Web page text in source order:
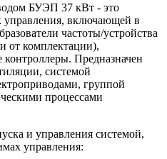
БУЭП 37 кВт - это
включающей в
частоты/устройства
от комплектации),
Предназначен
системой
группой
процессами
и управления системой,
управления: